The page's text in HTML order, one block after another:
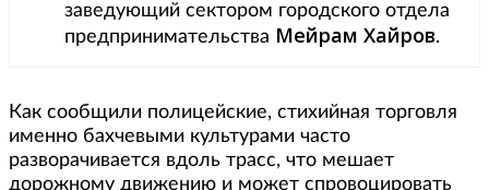
заведующий сектором городского отдела
предпринимательства Мейрам Хайров.
Как сообщили полицейские, стихийная торговля
именно бахчевыми культурами часто
разворачивается вдоль трасс, что мешает
дорожному движению и может спровоцировать